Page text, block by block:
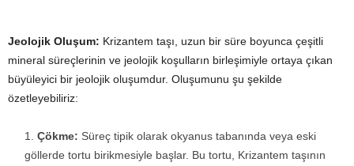
Jeolojik Oluşum: Krizantem taşı, uzun bir süre boyunca çeşitli
mineral süreçlerinin ve jeolojik koşulların birleşimiyle ortaya çıkan
büyüleyici bir jeolojik oluşumdur. Oluşumunu şu şekilde
özetleyebiliriz:
Çökme: Süreç tipik olarak okyanus tabanında veya eski
göllerde tortu birikmesiyle başlar. Bu tortu, Krizantem taşının